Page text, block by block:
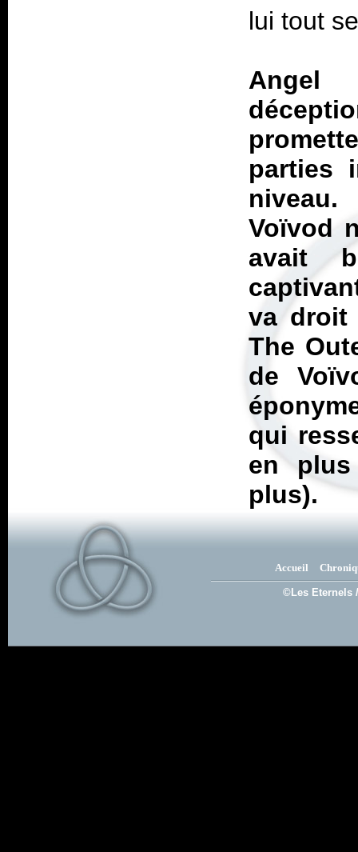
lui tout
Angel
parties
niveau.
Voïvod
avait
va droit
The
de
qui
en
plus).
Accueil
©Les Eternels